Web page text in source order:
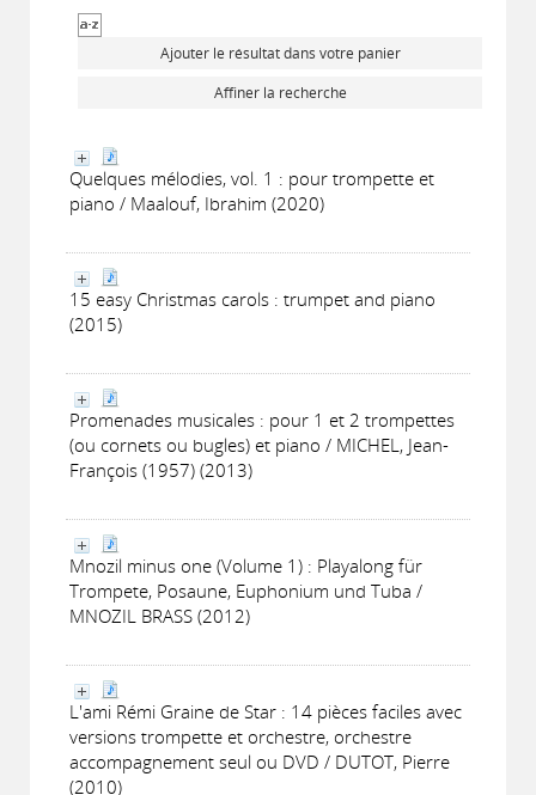
Ajouter le résultat dans votre panier
Affiner la recherche
Quelques mélodies, vol. 1 : pour trompette et
piano / Maalouf, Ibrahim (2020)
15 easy Christmas carols : trumpet and piano
(2015)
Promenades musicales : pour 1 et 2 trompettes
(ou cornets ou bugles) et piano / MICHEL, Jean-
François (1957) (2013)
Mnozil minus one (Volume 1) : Playalong für
Trompete, Posaune, Euphonium und Tuba /
MNOZIL BRASS (2012)
L'ami Rémi Graine de Star : 14 pièces faciles avec
versions trompette et orchestre, orchestre
accompagnement seul ou DVD / DUTOT, Pierre
(2010)